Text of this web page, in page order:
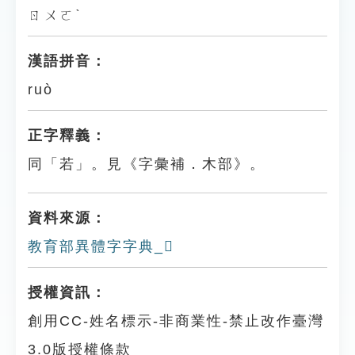
ㄖㄨㄛˋ
漢語拼音：
ruò
正字釋義：
同「若」。見《字彙補．木部》。
資料來源：
教育部異體字字典_𣞆
授權資訊：
創用CC-姓名標示-非商業性-禁止改作臺灣
3.0版授權條款